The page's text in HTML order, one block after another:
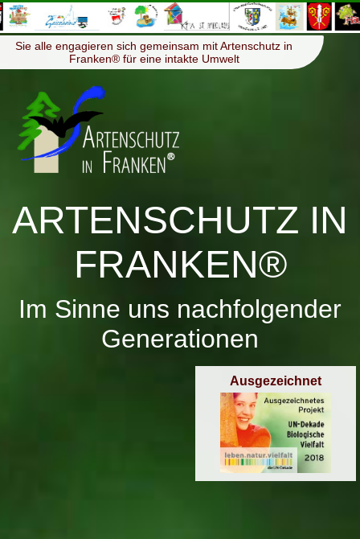
Menü ≡
Sie alle engagieren sich gemeinsam mit Artenschutz in
Franken® für eine intakte Umwelt
ARTENSCHUTZ IN
FRANKEN®
Im Sinne uns nachfolgender
Generationen
Ausgezeichnet